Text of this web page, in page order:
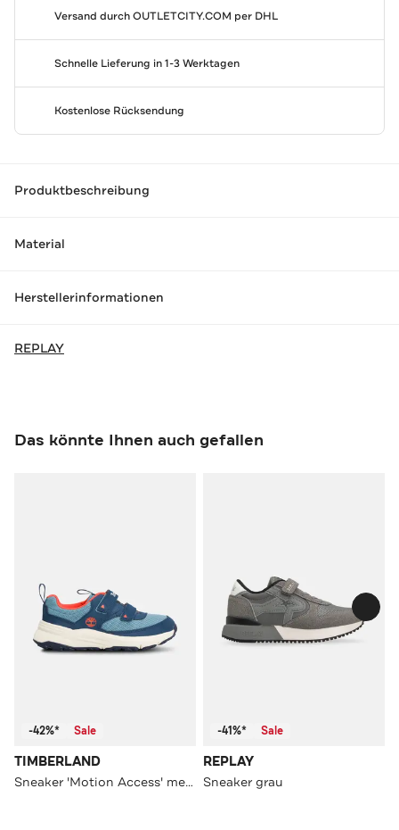
Versand durchOUTLETCITY.COM per DHL
Schnelle Lieferung in 1-3 Werktagen
Kostenlose Rücksendung
Produktbeschreibung
Material
Herstellerinformationen
REPLAY
Das könnte Ihnen auch gefallen
-42%* Sale
TIMBERLAND
Sneaker 'Motion Access' mehrfarbig
-41%* Sale
REPLAY
Sneaker grau